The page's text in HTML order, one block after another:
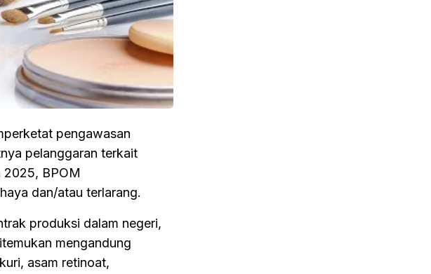
pengawasan
pelanggaran terkait
2025, BPOM
dan/atau terlarang.
produksi dalam negeri,
mengandung
asam retinoat,